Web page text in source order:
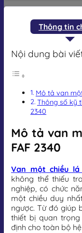
Thông tin
Nội dung bài
Mô tả van
Thông số kỹ
2340
Mô tả van
FAF 2340
Van một chiều
không thể thiếu
nghiệp, có chức
một chiều duy
ngược. Từ đó giúp
thiết bị quan
định cho toàn bộ